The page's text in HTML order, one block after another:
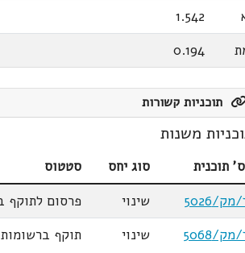
1.542
0.194
תוכניות קשורות
משנות
תוכנית סוג יחס
סטטוס
מק/5026
שינוי
פרסום לתוקף
מק/5068
שינוי תוקף ברשומות